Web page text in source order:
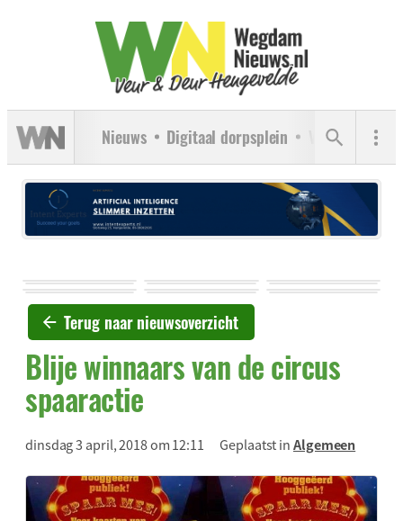
Nieuws Digitaal dorpsplein Verenigingen
Terug naar nieuwsoverzicht
Blije winnaars van de circus
spaaractie
dinsdag 3 april, 2018 om 12:11 Geplaatst inAlgemeen